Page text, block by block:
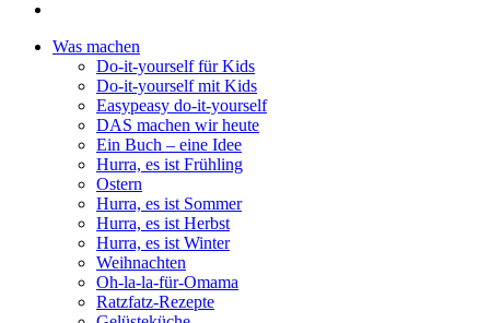
Was machen
Do-it-yourself für Kids
Do-it-yourself mit Kids
Easypeasy do-it-yourself
DAS machen wir heute
Ein Buch – eine Idee
Hurra, es ist Frühling
Ostern
Hurra, es ist Sommer
Hurra, es ist Herbst
Hurra, es ist Winter
Weihnachten
Oh-la-la-für-Omama
Ratzfatz-Rezepte